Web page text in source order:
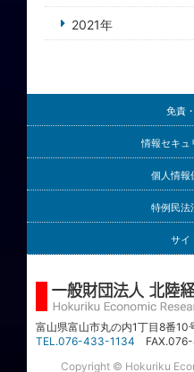
2021年
免責
情報セキュ
個人情報
特例民法
サイ
富山県富山市丸の内1丁目8番10
TEL.076-433-1134
Copyright © Hokuriku